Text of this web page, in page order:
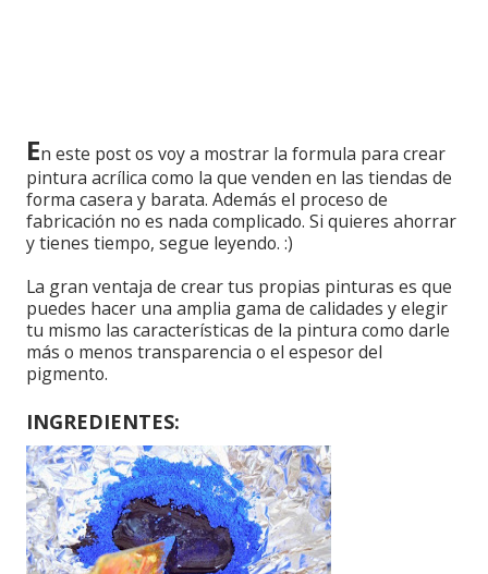
En este post os voy a mostrar la formula para crear
pintura acrílica como la que venden en las tiendas de
forma casera y barata. Además el proceso de
fabricación no es nada complicado. Si quieres ahorrar
y tienes tiempo, segue leyendo. :)
La gran ventaja de crear tus propias pinturas es que
puedes hacer una amplia gama de calidades y elegir
tu mismo las características de la pintura como darle
más o menos transparencia o el espesor del
pigmento.
INGREDIENTES: